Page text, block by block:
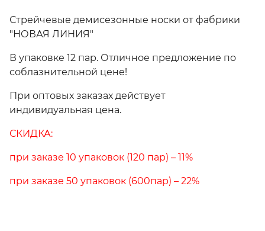
Стрейчевые демисезонные носки от фабрики
"НОВАЯ ЛИНИЯ"
В упаковке 12 пар. Отличное предложение по
соблазнительной цене!
При оптовых заказах действует
индивидуальная цена.
СКИДКА:
при заказе 10 упаковок (120 пар) – 11%
при заказе 50 упаковок (600пар) – 22%